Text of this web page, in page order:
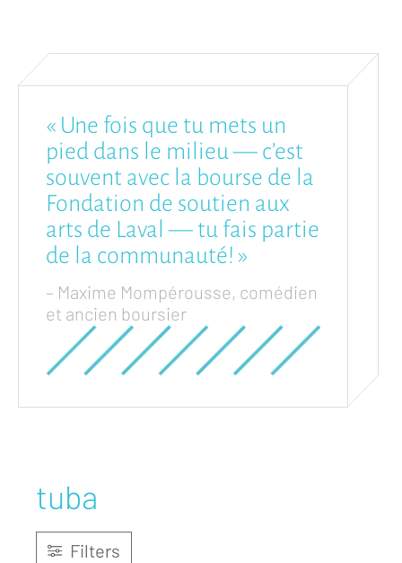
« Une fois que tu mets un
pied dans le milieu — c’est
souvent avec la bourse de la
Fondation de soutien aux
arts de Laval — tu fais partie
de la communauté! »
– Maxime Mompérousse, comédien
et ancien boursier
tuba
Filters